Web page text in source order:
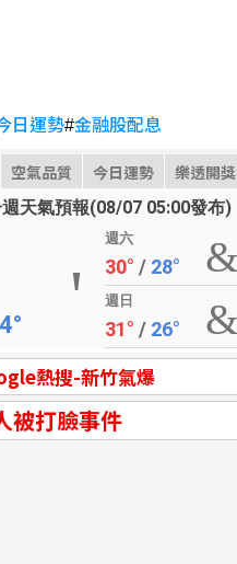
日運勢#金融股配息
空氣品質 今日運勢 樂透開獎
天氣預報(08/07 05:00發布)
週六
30° / 28°
週日
31° / 26°
熱搜-新竹氣爆
被打臉事件